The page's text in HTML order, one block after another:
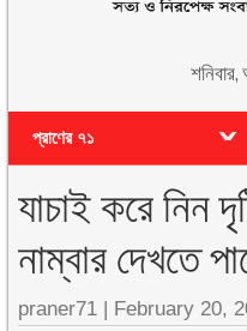
প্রাণের ৭১
যাচাই করে নিন
নাম্বার দেখতে
praner71 | February 20,